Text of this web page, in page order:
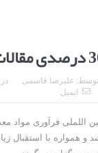
علیرضا قاسمی
ایمیل
اللملی فرآوری مواد
و همواره با